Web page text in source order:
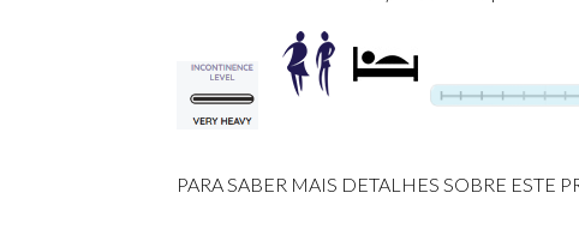
PARA SABER MAIS DETALHES SOBRE ESTE